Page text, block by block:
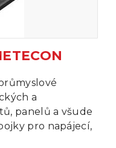
a
panelů a všude
pro napájecí,